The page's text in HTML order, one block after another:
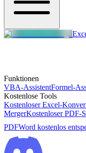
Funktionen
VBA-AssistentFormel-
Kostenlose Tools
Kostenloser Excel-
MergerKostenloser PDF-
PDFWord kostenlos